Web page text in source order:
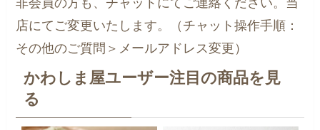
非会員の方も、チャットにてご連絡ください。当
店にてご変更いたします。（チャット操作手順：
その他のご質問＞メールアドレス変更）
かわしま屋ユーザー注目の商品を見
る